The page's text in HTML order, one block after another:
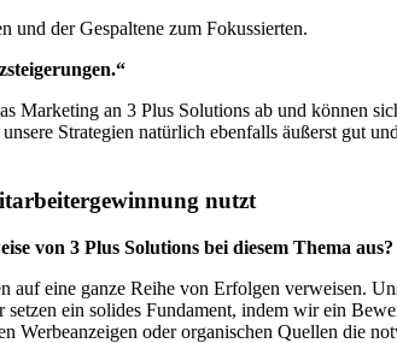
und der Gespaltene zum Fokussierten.
Marketing an 3 Plus Solutions ab und können
Strategien natürlich ebenfalls äußerst gut
nutzt
von 3 Plus Solutions bei diesem Thema aus?
eine ganze Reihe von Erfolgen verweisen.
ein solides Fundament, indem wir ein
Werbeanzeigen oder organischen Quellen die